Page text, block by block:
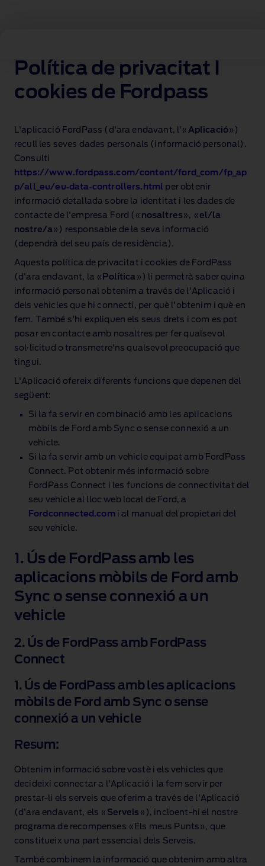
Política de privacitat I
cookies de Fordpass
L'aplicació FordPass (d'ara endavant, l'« Aplicació»)
recull les seves dades personals (informació personal).
Consulti
https://www.fordpass.com/content/ford_com/fp_ap
p/all_eu/eu‑data‑controllers.html per obtenir
informació detallada sobre la identitat i les dades de
contacte de l'empresa Ford (« nosaltres », « el/la
nostre/a ») responsable de la seva informació
(dependrà del seu país de residència).
Aquesta política de privacitat i cookies de FordPass
(d'ara endavant, la « Política ») li permetrà saber quina
informació personal obtenim a través de l'Aplicació i
dels vehicles que hi connecti, per què l'obtenim i què en
fem. També s'hi expliquen els seus drets i com es pot
posar en contacte amb nosaltres per fer qualsevol
sol·licitud o transmetre'ns qualsevol preocupació que
tingui.
L'Aplicació ofereix diferents funcions que depenen del
següent:
Si la fa servir en combinació amb les aplicacions
mòbils de Ford amb Sync o sense connexió a un
vehicle.
Si la fa servir amb un vehicle equipat amb FordPass
Connect. Pot obtenir més informació sobre
FordPass Connect i les funcions de connectivitat del
seu vehicle al lloc web local de Ford, a
Fordconnected.com i al manual del propietari del
seu vehicle.
1. Ús de FordPass amb les
aplicacions mòbils de Ford amb
Sync o sense connexió a un
vehicle
2. Ús de FordPass amb FordPass
Connect
1. Ús de FordPass amb les aplicacions
mòbils de Ford amb Sync o sense
connexió a un vehicle
Resum:
Obtenim informació sobre vostè i els vehicles que
decideixi connectar a l'Aplicació i la fem servir per
prestar‑li els serveis que oferim a través de l'Aplicació
(d'ara endavant, els « Serveis »), incloent‑hi el nostre
programa de recompenses «Els meus Punts», que
constitueix una part essencial dels Serveis.
També combinem la informació que obtenim amb altra